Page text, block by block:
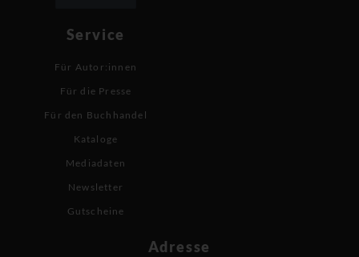
Service
Für Autor:innen
Für die Presse
Für den Buchhandel
Kataloge
Mediadaten
Newsletter
Gutscheine
Adresse